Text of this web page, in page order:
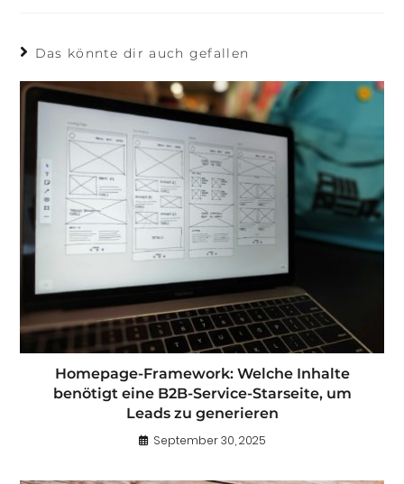
Das könnte dir auch gefallen
Homepage-Framework: Welche Inhalte
benötigt eine B2B-Service-Starseite, um
Leads zu generieren
September 30, 2025